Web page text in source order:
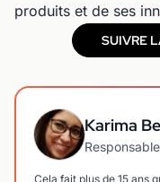
produits et de ses
SUIVRE
Karima
Cela fait plus de 15 ans